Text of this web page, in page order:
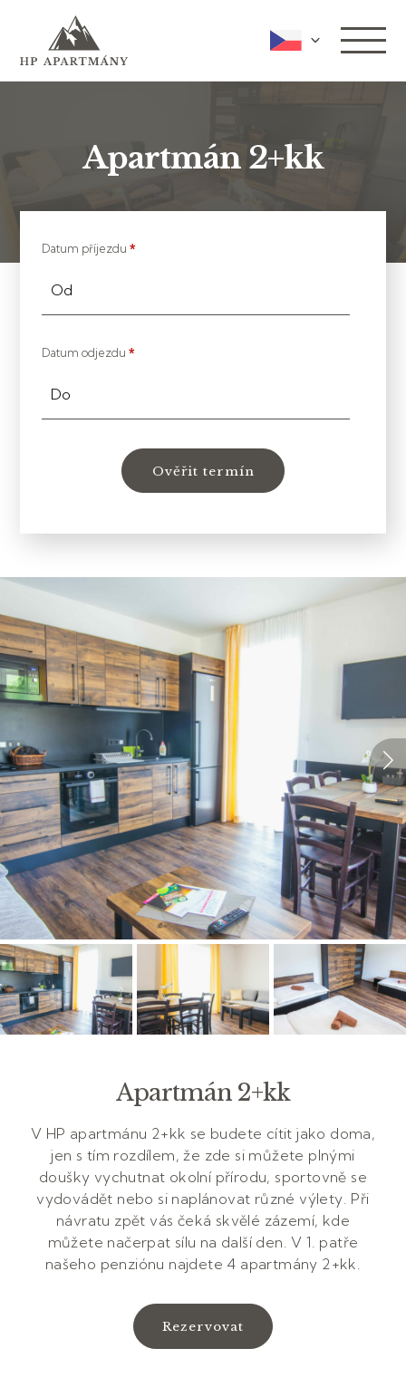
Apartmán 2+kk
Datum příjezdu *
Od
Datum odjezdu *
Do
Ověřit termín
Apartmán 2+kk
V HP apartmánu 2+kk se budete cítit jako doma,
jen s tím rozdílem, že zde si můžete plnými
doušky vychutnat okolní přírodu, sportovně se
vydovádět nebo si naplánovat různé výlety. Při
návratu zpět vás čeká skvělé zázemí, kde
můžete načerpat sílu na další den. V 1. patře
našeho penziónu najdete 4 apartmány 2+kk.
Rezervovat